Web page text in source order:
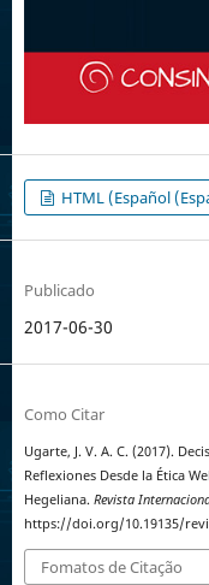
HTML (Español
Publicado
2017-06-30
Como Citar
Ugarte, J. V. A. C. (2017).
Reflexiones Desde la Ética
Hegeliana. Revista
https://doi.org/10.19135/
Fomatos de Citação